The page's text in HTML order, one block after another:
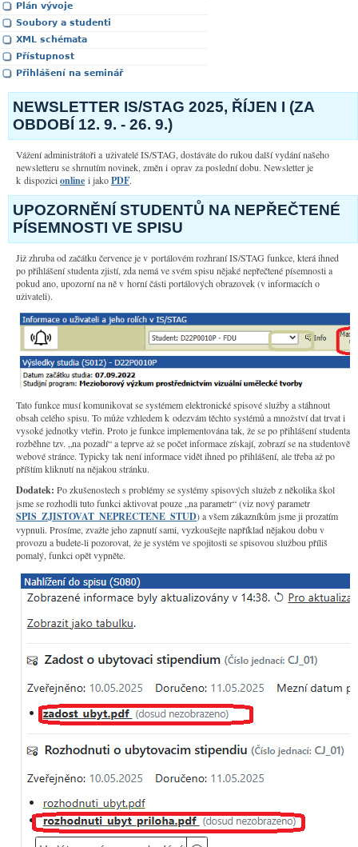
Plán vývoje
Soubory a studenti
XML schémata
Přístupnost
Přihlášení na seminář
NEWSLETTER IS/STAG 2025, ŘÍJEN I (ZA
OBDOBÍ 12. 9. - 26. 9.)
Vážení administrátoři a uživatelé IS/STAG, dostáváte do rukou další vydání našeho
newsletteru se shrnutím novinek, změn i oprav za poslední dobu. Newsletter je
k dispozicionline i jakoPDF.
UPOZORNĚNÍ STUDENTŮ NA NEPŘEČTENÉ
PÍSEMNOSTI VE SPISU
Již zhruba od začátku července je v portálovém rozhraní IS/STAG funkce, která ihned
po přihlášení studenta zjistí, zda nemá ve svém spisu nějaké nepřečtené písemnosti a
pokud ano, upozorní na ně v horní části portálových obrazovek (v informacích o
uživateli).
Tato funkce musí komunikovat se systémem elektronické spisové služby a stáhnout
obsah celého spisu. To může vzhledem k odezvám těchto systémů a množství dat trvat i
vysoké jednotky vteřin. Proto je funkce implementována tak, že se po přihlášení studenta
rozběhne tzv. „na pozadí“ a teprve až se počet informace získají, zobrazí se na studentově
webové stránce. Typicky tak není informace vidět ihned po přihlášení, ale třeba až po
příštím kliknutí na nějakou stránku.
Dodatek: Po zkušenostech s problémy se systémy spisových služeb z několika škol
jsme se rozhodli tuto funkci aktivovat pouze „na parametr“ (viz nový parametr
SPIS_ZJISTOVAT_NEPRECTENE_STUD) a všem zákazníkům jsme ji prozatím
vypnuli. Prosíme, zvažte jeho zapnutí sami, vyzkoušejte například nějakou dobu v
provozu a budete-li pozorovat, že je systém ve spojitosti se spisovou službou příliš
pomalý, funkci opět vypněte.